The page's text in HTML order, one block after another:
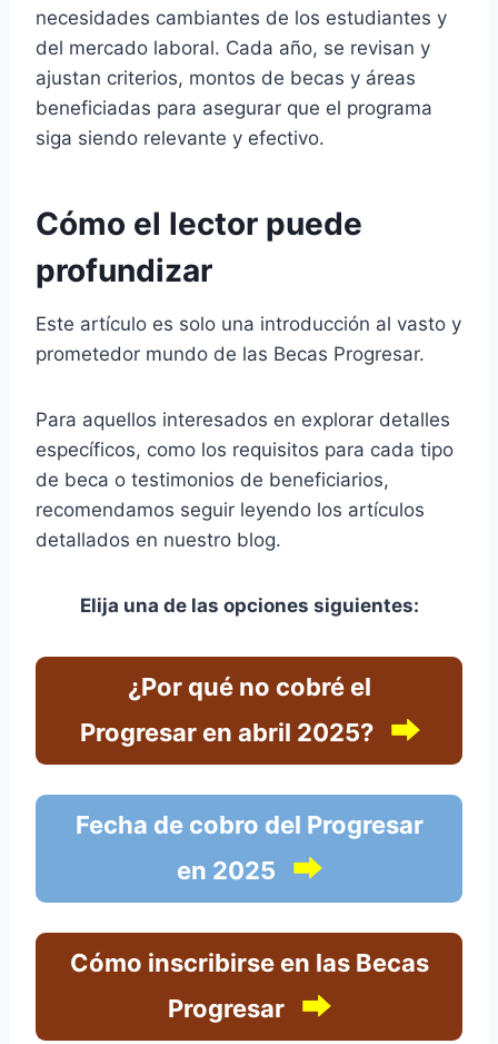
necesidades cambiantes de los estudiantes y
del mercado laboral. Cada año, se revisan y
ajustan criterios, montos de becas y áreas
beneficiadas para asegurar que el programa
siga siendo relevante y efectivo.
Cómo el lector puede
profundizar
Este artículo es solo una introducción al vasto y
prometedor mundo de las Becas Progresar.
Para aquellos interesados en explorar detalles
específicos, como los requisitos para cada tipo
de beca o testimonios de beneficiarios,
recomendamos seguir leyendo los artículos
detallados en nuestro blog.
Elija una de las opciones siguientes:
¿Por qué no cobré el
Progresar en abril 2025?
⮕
Fecha de cobro del Progresar
en 2025
⮕
Cómo inscribirse en las Becas
Progresar
⮕